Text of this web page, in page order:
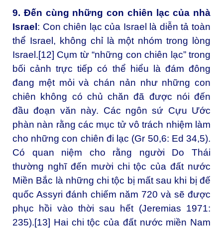
9. Đến cùng những con chiên lạc của nhà
Israel : Con chiên lạc của Israel là diễn tả toàn
thể Israel, không chỉ là một nhóm trong lòng
Israel.[12] Cụm từ “những con chiên lạc” trong
bối cảnh trực tiếp có thể hiểu là đám đông
đang mệt mỏi và chán nản như những con
chiên không có chủ chăn đã được nói đến
đầu đoạn văn này. Các ngôn sứ Cựu Ước
phàn nàn rằng các mục tử vô trách nhiệm làm
cho những con chiên đi lạc (Gr 50,6: Ed 34,5).
Có quan niệm cho rằng người Do Thái
thường nghĩ đến mười chi tộc của đất nước
Miền Bắc là những chi tộc bị mất sau khi bị đế
quốc Assyri đánh chiếm năm 720 và sẽ được
phục hồi vào thời sau hết (Jeremias 1971:
235).[13] Hai chi tộc của đất nước miền Nam